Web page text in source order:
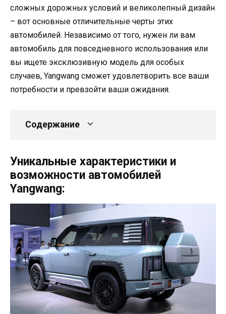
сложных дорожных условий и великолепный дизайн
– вот основные отличительные черты этих
автомобилей. Независимо от того, нужен ли вам
автомобиль для повседневного использования или
вы ищете эксклюзивную модель для особых
случаев, Yangwang сможет удовлетворить все ваши
потребности и превзойти ваши ожидания.
Содержание
Уникальные характеристики и
возможности автомобилей
Yangwang: